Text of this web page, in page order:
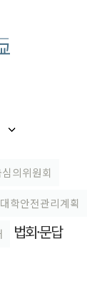
의위원회
대학안전관리계획
법회·문답